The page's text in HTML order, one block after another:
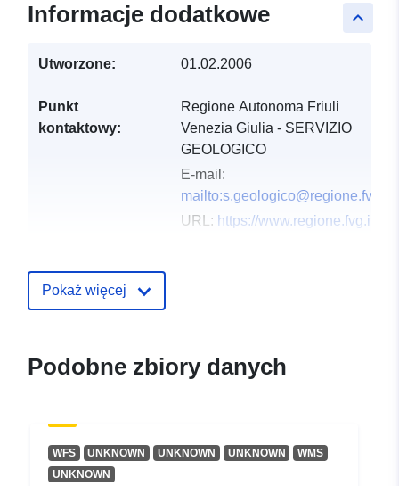
keyboard_arrow_up
Informacje dodatkowe
Utworzone: 01.02.2006
Punkt
kontaktowy:
Regione Autonoma Friuli
Venezia Giulia - SERVIZIO
GEOLOGICO
E-mail:
mailto:s.geologico@regione.fvg.it
URL: https://www.regione.fvg.it
Współrzędne:
], [ 12.32, 46.66 ] ]
Pokaż więcej
Podobne zbiory danych
WFS UNKNOWN UNKNOWN UNKNOWN
WMS
UNKNOWN